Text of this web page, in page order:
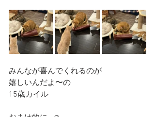
みんなが喜んでくれるのが
嬉しいんだよ〜の
15歳カイル